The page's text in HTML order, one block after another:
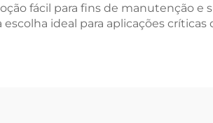
fácil para fins de manutenção e
ideal para aplicações críticas